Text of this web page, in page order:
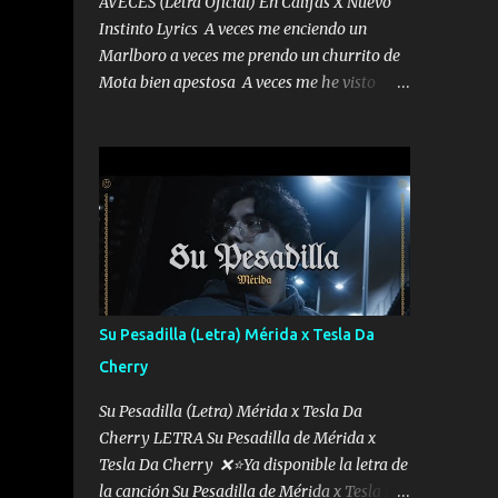
Instinto Lyrics A veces me enciendo un
Marlboro a veces me prendo un churrito de
Mota bien apestosa A veces me he visto
me mandó yo tengo el control a todos yo les
paro el dedo soy hocicon un malcriado un
malandrón Que Les importa no saben nada
falsas las risas las que me miran hay gente
corriente no quieren verte subir de level
trucha mis plebes Música A veces me pongo
un sombrero a veces me ven la cachucha de
lado con la mirada siempre en alto A veces
me fajó una super o a veces me fajó una
Glock siempre armado todas las
generaciones yo traigo El chiste es que hago
lo que quiero pues así soy me mandó yo
Su Pesadilla (Letra) Mérida x Tesla Da
Cherry
Su Pesadilla (Letra) Mérida x Tesla Da
Cherry LETRA Su Pesadilla de Mérida x
Tesla Da Cherry ❌⭐Ya disponible la letra de
la canción Su Pesadilla de Mérida x Tesla Da